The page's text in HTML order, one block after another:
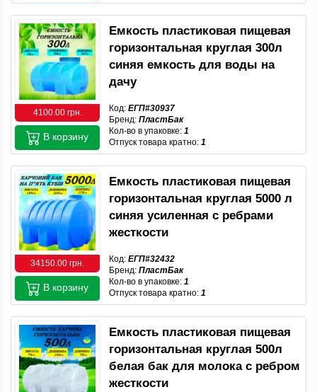
4100.00 грн.
Емкость пластиковая пищевая
горизонтальная круглая 300л
синяя емкость для воды на
дачу
Код: ЕГП#30937
Бренд: ПластБак
Кол-во в упаковке: 1
Отпуск товара кратно: 1
В корзину
34150.00 грн.
Емкость пластиковая пищевая
горизонтальная круглая 5000 л
синяя усиленная с ребрами
жесткости
Код: ЕГП#32432
Бренд: ПластБак
Кол-во в упаковке: 1
Отпуск товара кратно: 1
В корзину
Емкость пластиковая пищевая
горизонтальная круглая 500л
белая бак для молока с ребром
жесткости